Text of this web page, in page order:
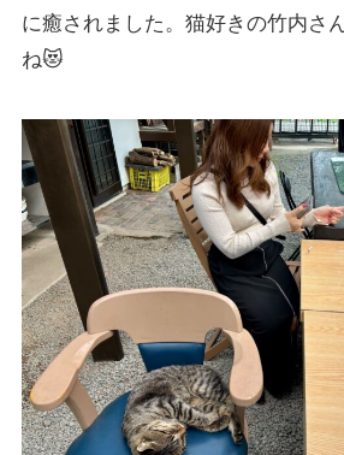
に癒されました。猫好きの竹内さ
ね😻